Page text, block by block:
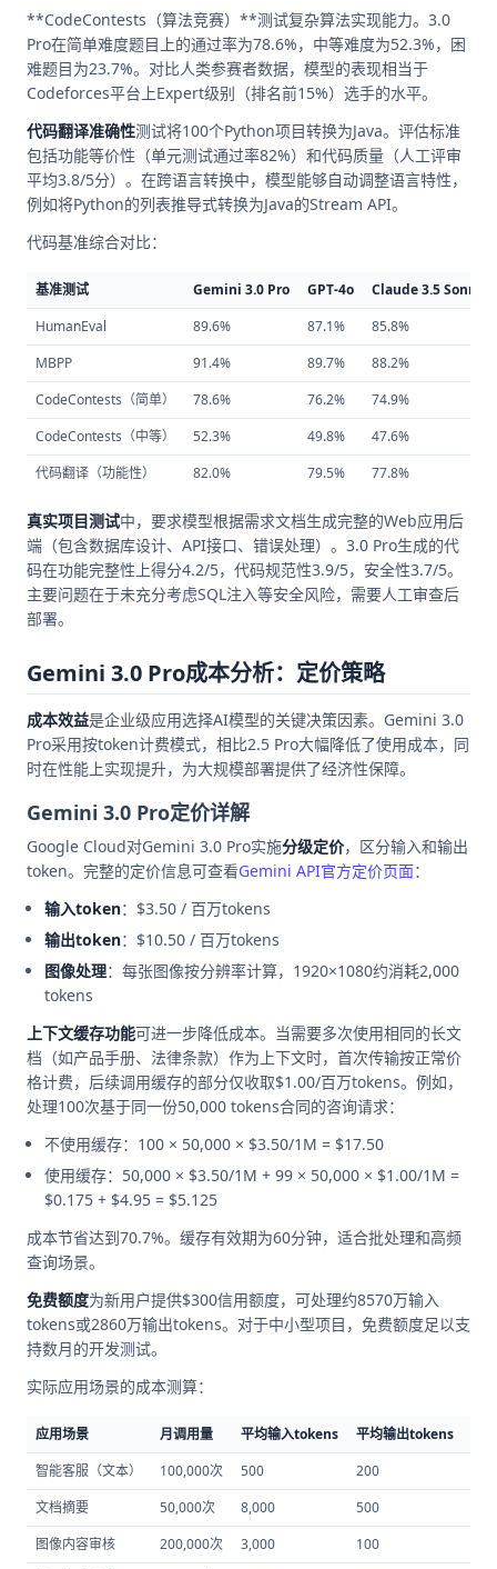
**CodeContests（算法竞赛）**测试复杂算法实现能力。3.0
Pro在简单难度题目上的通过率为78.6%，中等难度为52.3%，困
难题目为23.7%。对比人类参赛者数据，模型的表现相当于
Codeforces平台上Expert级别（排名前15%）选手的水平。
代码翻译准确性测试将100个Python项目转换为Java。评估标准
包括功能等价性（单元测试通过率82%）和代码质量（人工评审
平均3.8/5分）。在跨语言转换中，模型能够自动调整语言特性，
例如将Python的列表推导式转换为Java的Stream API。
代码基准综合对比：
基准测试 Gemini 3.0 Pro GPT-4o
Claude 3.5 Sonnet
HumanEval
89.6% 87.1%
85.8%
MBPP
91.4% 89.7%
88.2%
CodeContests（简单）
78.6% 76.2%
74.9%
CodeContests（中等）
52.3% 49.8%
47.6%
代码翻译（功能性）
82.0% 79.5% 77.8%
真实项目测试中，要求模型根据需求文档生成完整的Web应用后
端（包含数据库设计、API接口、错误处理）。3.0 Pro生成的代
码在功能完整性上得分4.2/5，代码规范性3.9/5，安全性3.7/5。
主要问题在于未充分考虑SQL注入等安全风险，需要人工审查后
部署。
Gemini 3.0 Pro成本分析：定价策略
成本效益是企业级应用选择AI模型的关键决策因素。Gemini 3.0
Pro采用按token计费模式，相比2.5 Pro大幅降低了使用成本，同
时在性能上实现提升，为大规模部署提供了经济性保障。
Gemini 3.0 Pro定价详解
Google Cloud对Gemini 3.0 Pro实施分级定价，区分输入和输出
token。完整的定价信息可查看Gemini API官方定价页面：
输入token：$3.50 / 百万tokens
输出token：$10.50 / 百万tokens
图像处理：每张图像按分辨率计算，1920×1080约消耗2,000
tokens
上下文缓存功能可进一步降低成本。当需要多次使用相同的长文
档（如产品手册、法律条款）作为上下文时，首次传输按正常价
格计费，后续调用缓存的部分仅收取$1.00/百万tokens。例如，
处理100次基于同一份50,000 tokens合同的咨询请求：
不使用缓存：100 × 50,000 × $3.50/1M = $17.50
使用缓存：50,000 × $3.50/1M + 99 × 50,000 × $1.00/1M =
$0.175 + $4.95 = $5.125
成本节省达到70.7%。缓存有效期为60分钟，适合批处理和高频
查询场景。
免费额度为新用户提供$300信用额度，可处理约8570万输入
tokens或2860万输出tokens。对于中小型项目，免费额度足以支
持数月的开发测试。
实际应用场景的成本测算：
应用场景 月调用量 平均输入tokens 平均输出tokens
智能客服（文本）
100,000次 500 200
文档摘要
50,000次 8,000 500
图像内容审核
200,000次 3,000 100